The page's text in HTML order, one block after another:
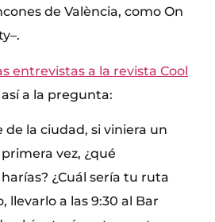
de València, como On
entrevistas a la revista Cool
a la pregunta:
la ciudad, si viniera un
vez, ¿qué
¿Cuál sería tu ruta
llevarlo a las 9:30 al Bar